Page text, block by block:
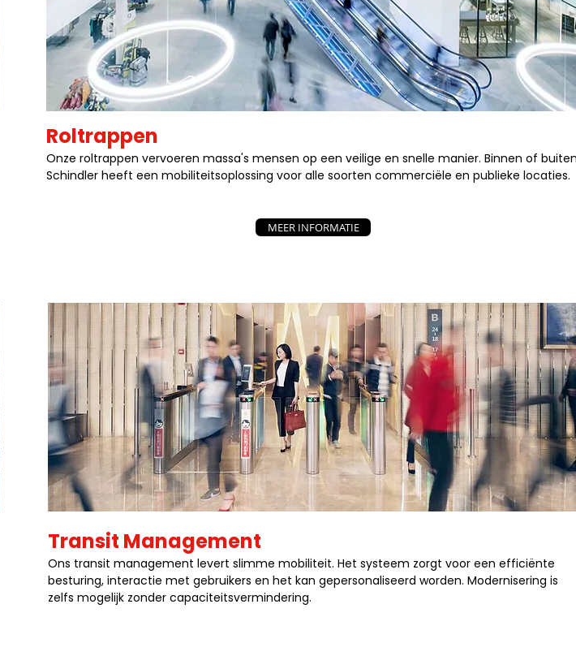
Roltrappen
Onze roltrappen vervoeren massa's mensen op een veilige en snelle manier. Binnen of
Schindler heeft een mobiliteitsoplossing voor alle soorten commerciële en publieke locaties.
MEER INFORMATIE
Transit Management
Ons transit management levert slimme mobiliteit. Het systeem zorgt voor een efficiënte
besturing, interactie met gebruikers en het kan gepersonaliseerd worden. Modernisering is
zelfs mogelijk zonder capaciteitsvermindering.